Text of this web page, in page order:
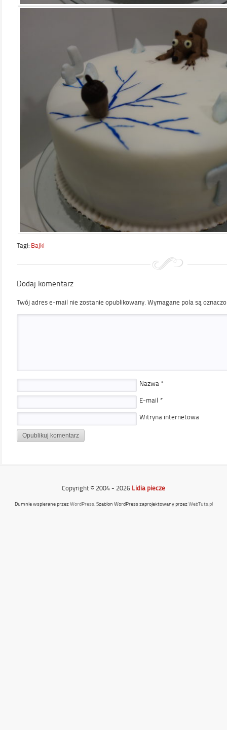
Tagi: Bajki
Dodaj komentarz
Twój adres e-mail nie zostanie opublikowany. Wymagane pola są
Nazwa *
E-mail *
Witryna internetowa
Copyright © 2004 - 2026 Lidia piecze
Dumnie wspierane przezWordPress. Szablon WordPress zaprojektowany przezWebTuts.pl